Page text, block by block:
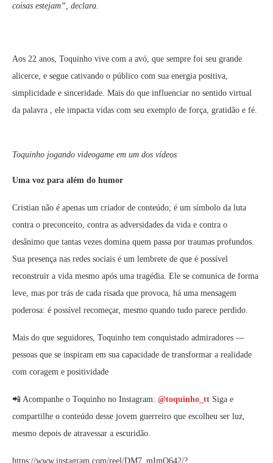
coisas estejam”, declara.
Aos 22 anos, Toquinho vive com a avó, que sempre foi seu grande
alicerce, e segue cativando o público com sua energia positiva,
simplicidade e sinceridade. Mais do que influenciar no sentido virtual
da palavra , ele impacta vidas com seu exemplo de força, gratidão e fé.
Toquinho jogando videogame em um dos vídeos
Uma voz para além do humor
Cristian não é apenas um criador de conteúdo; é um símbolo da luta
contra o preconceito, contra as adversidades da vida e contra o
desânimo que tantas vezes domina quem passa por traumas profundos.
Sua presença nas redes sociais é um lembrete de que é possível
reconstruir a vida mesmo após uma tragédia. Ele se comunica de forma
leve, mas por trás de cada risada que provoca, há uma mensagem
poderosa: é possível recomeçar, mesmo quando tudo parece perdido.
Mais do que seguidores, Toquinho tem conquistado admiradores —
pessoas que se inspiram em sua capacidade de transformar a realidade
com coragem e positividade
📲 Acompanhe o Toquinho no Instagram: @toquinho_tt Siga e
compartilhe o conteúdo desse jovem guerreiro que escolheu ser luz,
mesmo depois de atravessar a escuridão.
https://www.instagram.com/reel/DM7_mImO642/?